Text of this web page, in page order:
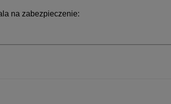
na zabezpieczenie: